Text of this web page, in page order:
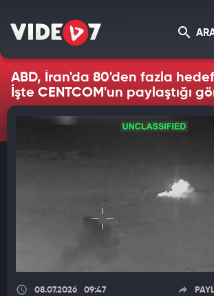
ABD, İran'da 80'den fazla
İşte CENTCOM'un paylaştığı
08.07.2026 09:47